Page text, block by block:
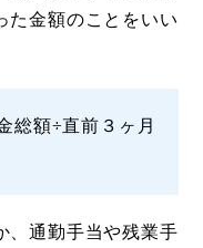
た金額のことをいい
総額÷直前３ヶ月
、通勤手当や残業手